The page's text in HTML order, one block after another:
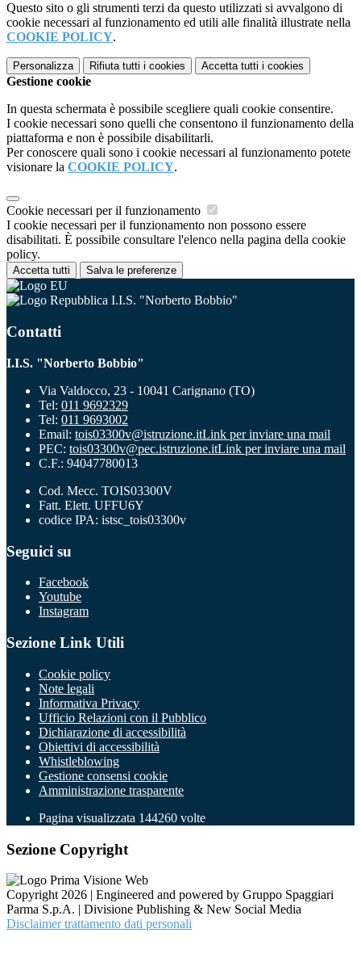
Questo sito o gli strumenti terzi da questo utilizzati si avvalgono di
cookie necessari al funzionamento ed utili alle finalità illustrate nella
COOKIE POLICY.
Personalizza Rifiuta tutti i cookies Accetta tutti i cookies
Gestione cookie
In questa schermata è possibile scegliere quali cookie consentire.
I cookie necessari sono quelli che consentono il funzionamento della
piattaforma e non è possibile disabilitarli.
Per conoscere quali sono i cookie necessari al funzionamento potete
visionare la COOKIE POLICY.
Cookie necessari per il funzionamento
I cookie necessari per il funzionamento non possono essere
disabilitati. È possibile consultare l'elenco nella pagina della cookie
policy.
Accetta tutti Salva le preferenze
I.I.S. "Norberto Bobbio"
Contatti
I.I.S. "Norberto Bobbio"
Via Valdocco, 23 - 10041 Carignano (TO)
Tel: 011 9692329
Tel: 011 9693002
Email: tois03300v@istruzione.itLink per inviare una mail
PEC: tois03300v@pec.istruzione.itLink per inviare una mail
C.F.: 94047780013
Cod. Mecc. TOIS03300V
Fatt. Elett. UFFU6Y
codice IPA: istsc_tois03300v
Seguici su
Facebook
Youtube
Instagram
Sezione Link Utili
Cookie policy
Note legali
Informativa Privacy
Ufficio Relazioni con il Pubblico
Dichiarazione di accessibilità
Obiettivi di accessibilità
Whistleblowing
Gestione consensi cookie
Amministrazione trasparente
Pagina visualizzata 144260 volte
Sezione Copyright
Copyright 2026 | Engineered and powered by Gruppo Spaggiari
Parma S.p.A. | Divisione Publishing & New Social Media
Disclaimer trattamento dati personali